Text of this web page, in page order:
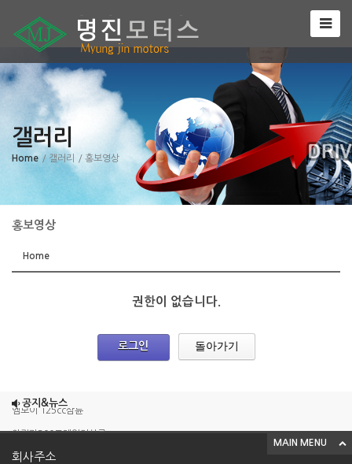
갤러리
Home / 갤러리 / 홍보영상
홍보영상
Home
권한이 없습니다.
로그인 돌아가기
공지&뉴스
엠보이 125cc삼륜
아킬라300트레일러삼륜
아킬라300 삼륜
MAIN MENU
회사주소